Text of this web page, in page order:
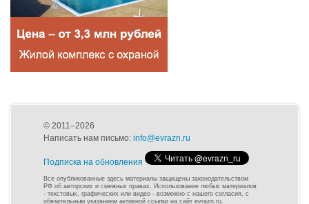
© 2011–2026
Написать нам письмо: info@evrazn.ru
Подписка на обновления
Все опубликованные здесь материалы защищены законодательством
РФ об авторских и смежных правах. Использование любых материалов
- текстовых, графических или видео - возможно с нашего согласия, с
обязательным указанием активной ссылки на сайт evrazn.ru.